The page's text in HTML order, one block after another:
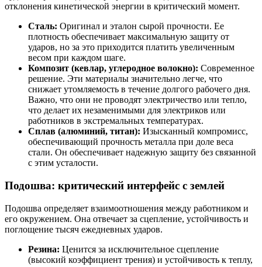
отклонения кинетической энергии в критический момент.
Сталь: Оригинал и эталон сырой прочности. Ее
плотность обеспечивает максимальную защиту от
ударов, но за это приходится платить увеличенным
весом при каждом шаге.
Композит (кевлар, углеродное волокно): Современное
решение. Эти материалы значительно легче, что
снижает утомляемость в течение долгого рабочего дня.
Важно, что они не проводят электричество или тепло,
что делает их незаменимыми для электриков или
работников в экстремальных температурах.
Сплав (алюминий, титан): Изысканный компромисс,
обеспечивающий прочность металла при доле веса
стали. Он обеспечивает надежную защиту без связанной
с этим усталости.
Подошва: критический интерфейс с землей
Подошва определяет взаимоотношения между работником и
его окружением. Она отвечает за сцепление, устойчивость и
поглощение тысяч ежедневных ударов.
Резина: Ценится за исключительное сцепление
(высокий коэффициент трения) и устойчивость к теплу,